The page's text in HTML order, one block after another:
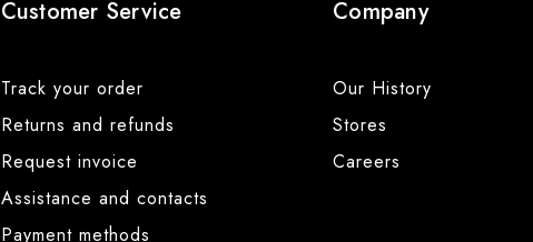
Customer Service
Track your order
Returns and refunds
Request invoice
Assistance and contacts
Payment methods
Company
Our History
Stores
Careers